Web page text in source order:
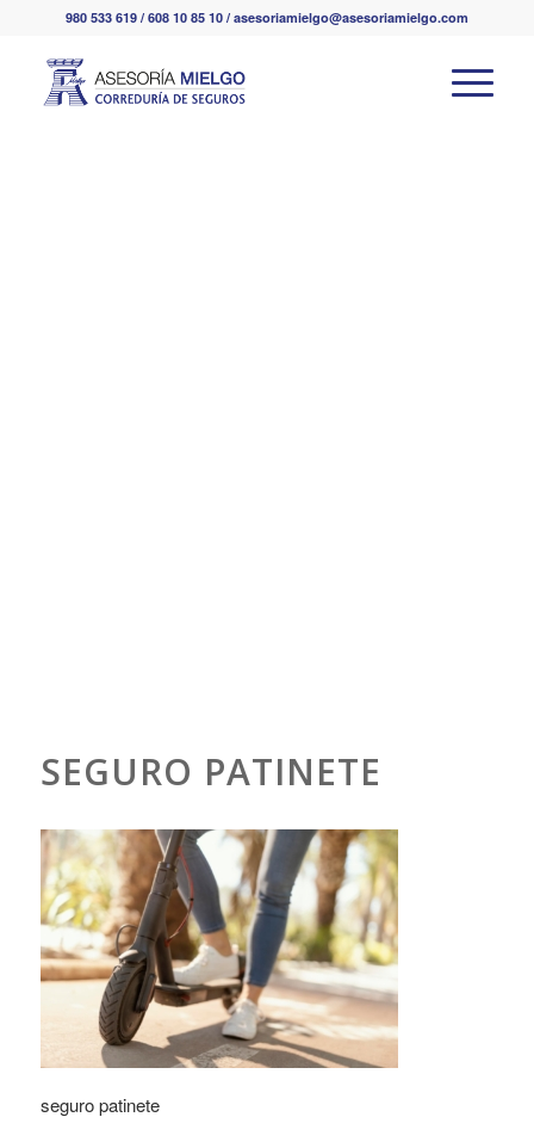
980 533 619 / 608 10 85 10 / asesoriamielgo@asesoriamielgo.com
SEGURO PATINETE
seguro patinete